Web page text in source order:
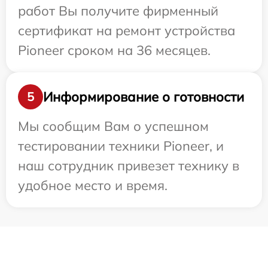
работ Вы получите фирменный
сертификат на ремонт устройства
Pioneer сроком на 36 месяцев.
5
Информирование о готовности
Мы сообщим Вам о успешном
тестировании техники Pioneer, и
наш сотрудник привезет технику в
удобное место и время.